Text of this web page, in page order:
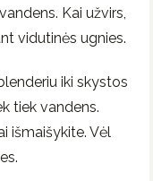
Kai užvirs,
vidutinės ugnies.
iki skystos
tiek vandens.
išmaišykite. Vėl